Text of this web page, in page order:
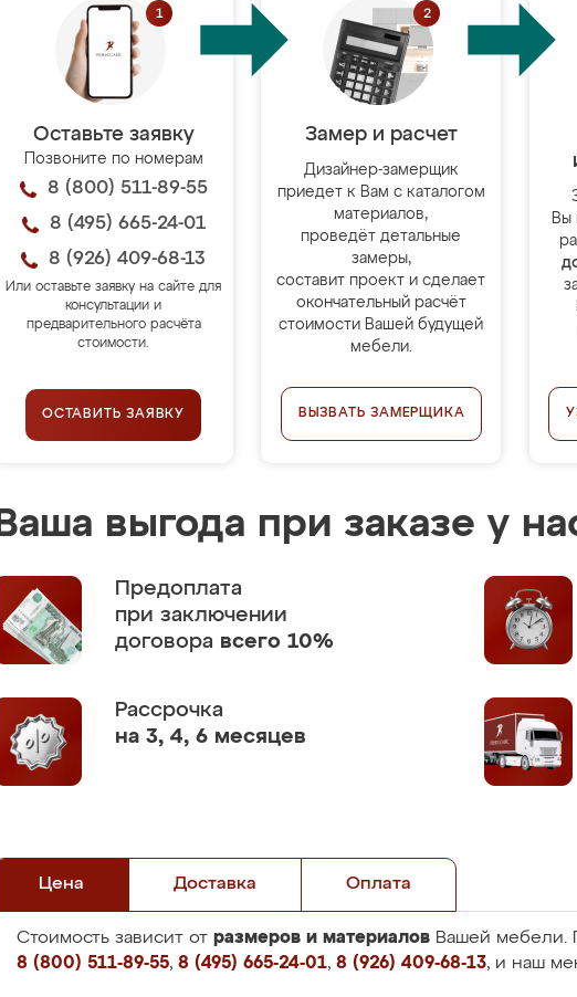
Оставьте заявку
Позвоните по номерам
8 (800) 511-89-55
8 (495) 665-24-01
8 (926) 409-68-13
Или оставьте заявку на сайте для
консультации и
предварительного расчёта
стоимости.
ОСТАВИТЬ ЗАЯВКУ
Замер и расчет
Дизайнер-замерщик
приедет к Вам с каталогом
материалов,
проведёт детальные
замеры,
составит проект и сделает
окончательный расчёт
стоимости Вашей будущей
мебели.
ВЫЗВАТЬ ЗАМЕРЩИКА
Вы
Ваша выгода при заказе у
Предоплата
при заключении
договора всего 10%
Рассрочка
на 3, 4, 6 месяцев
Цена Доставка Оплата
Стоимость зависит от размеров и материалов Вашей мебели.
8 (800) 511-89-55, 8 (495) 665-24-01, 8 (926) 409-68-13, и наш